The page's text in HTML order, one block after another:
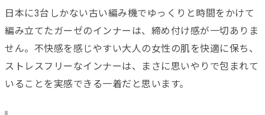
日本に3台しかない古い編み機でゆっくりと時間をかけて
編み立てたガーゼのインナーは、締め付け感が一切ありま
せん。不快感を感じやすい大人の女性の肌を快適に保ち、
ストレスフリーなインナーは、まさに思いやりで包まれて
いることを実感できる一着だと思います。